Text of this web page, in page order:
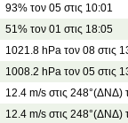
93% τον 05 στις 10:01
51% τον 01 στις 18:05
1021.8 hPa τον 08 στις
1008.2 hPa τον 05 στις
12.4 m/s στις 248°(ΔΝΔ)
12.4 m/s στις 248°(ΔΝΔ)